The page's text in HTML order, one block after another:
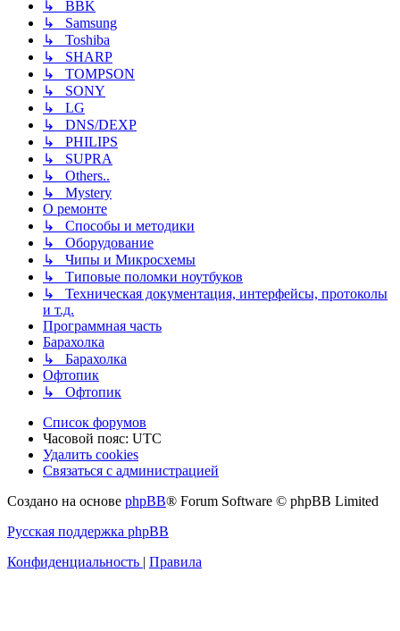
↳ BBK
↳ Samsung
↳ Toshiba
↳ SHARP
↳ TOMPSON
↳ SONY
↳ LG
↳ DNS/DEXP
↳ PHILIPS
↳ SUPRA
↳ Others..
↳ Mystery
О ремонте
↳ Способы и методики
↳ Оборудование
↳ Чипы и Микросхемы
↳ Типовые поломки ноутбуков
↳ Техническая документация, интерфейсы, протоколы
и т.д.
Программная часть
Барахолка
↳ Барахолка
Офтопик
↳ Офтопик
Список форумов
Часовой пояс: UTC
Удалить cookies
Связаться
администрацией
Связаться с администрацией
Создано на основе phpBB® Forum Software © phpBB Limited
Русская поддержка phpBB
Конфиденциальность
Правила